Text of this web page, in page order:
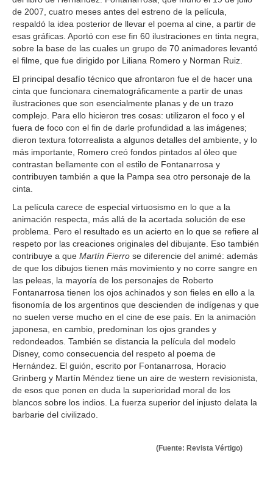
de 2007, cuatro meses antes del estreno de la película,
respaldó la idea posterior de llevar el poema al cine, a partir de
esas gráficas. Aportó con ese fin 60 ilustraciones en tinta negra,
sobre la base de las cuales un grupo de 70 animadores levantó
el filme, que fue dirigido por Liliana Romero y Norman Ruiz.
El principal desafío técnico que afrontaron fue el de hacer una
cinta que funcionara cinematográficamente a partir de unas
ilustraciones que son esencialmente planas y de un trazo
complejo. Para ello hicieron tres cosas: utilizaron el foco y el
fuera de foco con el fin de darle profundidad a las imágenes;
dieron textura fotorrealista a algunos detalles del ambiente, y lo
más importante, Romero creó fondos pintados al óleo que
contrastan bellamente con el estilo de Fontanarrosa y
contribuyen también a que la Pampa sea otro personaje de la
cinta.
La película carece de especial virtuosismo en lo que a la
animación respecta, más allá de la acertada solución de ese
problema. Pero el resultado es un acierto en lo que se refiere al
respeto por las creaciones originales del dibujante. Eso también
contribuye a que Martín Fierro se diferencie del animé: además
de que los dibujos tienen más movimiento y no corre sangre en
las peleas, la mayoría de los personajes de Roberto
Fontanarrosa tienen los ojos achinados y son fieles en ello a la
fisonomía de los argentinos que descienden de indígenas y que
no suelen verse mucho en el cine de ese país. En la animación
japonesa, en cambio, predominan los ojos grandes y
redondeados. También se distancia la película del modelo
Disney, como consecuencia del respeto al poema de
Hernández. El guión, escrito por Fontanarrosa, Horacio
Grinberg y Martín Méndez tiene un aire de western revisionista,
de esos que ponen en duda la superioridad moral de los
blancos sobre los indios. La fuerza superior del injusto delata la
barbarie del civilizado.
(Fuente: Revista Vértigo)